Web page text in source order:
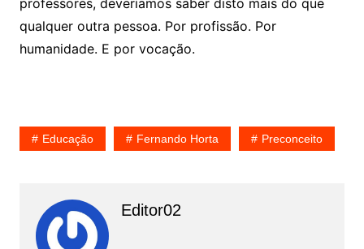
qualquer outra pessoa. Por profissão. Por
humanidade. E por vocação.
Educação Fernando Horta Preconceito
Editor02